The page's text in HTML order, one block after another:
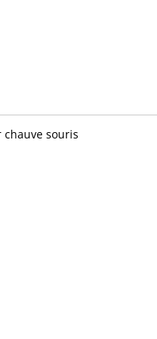
chauve souris